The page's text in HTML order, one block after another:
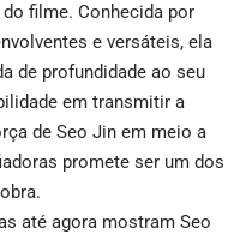
filme. Conhecida por
e versáteis, ela
de profundidade ao seu
em transmitir a
de Seo Jin em meio a
promete ser um dos
até agora mostram Seo